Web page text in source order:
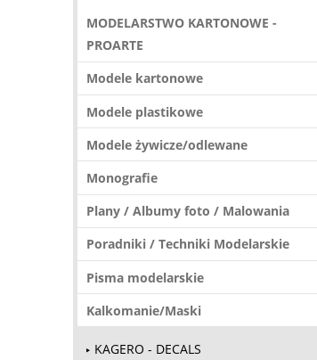
MODELARSTWO KARTONOWE -
PROARTE
Modele kartonowe
Modele plastikowe
Modele żywicze/odlewane
Monografie
Plany / Albumy foto / Malowania
Poradniki / Techniki Modelarskie
Pisma modelarskie
Kalkomanie/Maski
KAGERO - DECALS